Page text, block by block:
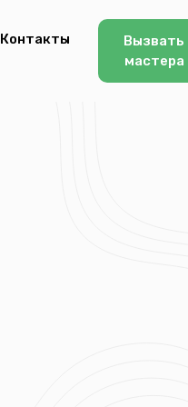
Контакты
Вызвать
мастера